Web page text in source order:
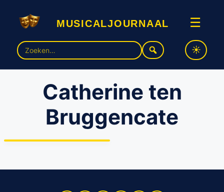
musicaljournaal ☰
Zoek
naar:
Catherine ten
Bruggencate
Catherine ten Bruggencate
weer Wilhelmina in Soldaat